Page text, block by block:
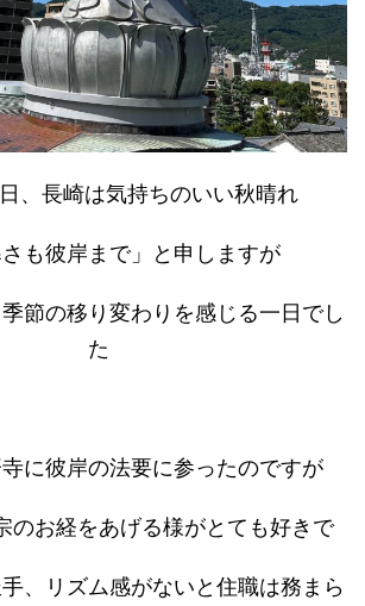
、長崎は気持ちのいい秋晴れ
さも彼岸まで」と申しますが
節の移り変わりを感じる一日でし
た
に彼岸の法要に参ったのですが
のお経をあげる様がとても好きで
、リズム感がないと住職は務まら